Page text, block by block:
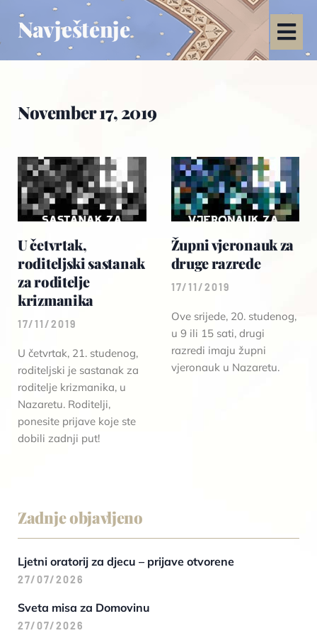
Navještenje
November 17, 2019
U četvrtak,
roditeljski sastanak
za roditelje
krizmanika
17/11/2019
U četvrtak, 21. studenog,
roditeljski je sastanak za
roditelje krizmanika, u
Nazaretu. Roditelji,
ponesite prijave koje ste
dobili zadnji put!
Župni vjeronauk za
druge razrede
17/11/2019
Ove srijede, 20. studenog,
u 9 ili 15 sati, drugi
razredi imaju župni
vjeronauk u Nazaretu.
Zadnje objavljeno
Ljetni oratorij za djecu – prijave otvorene
27/07/2026
Sveta misa za Domovinu
27/07/2026